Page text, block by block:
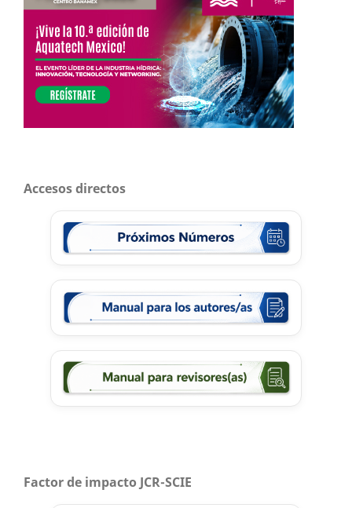
Accesos directos
Factor de impacto JCR-SCIE